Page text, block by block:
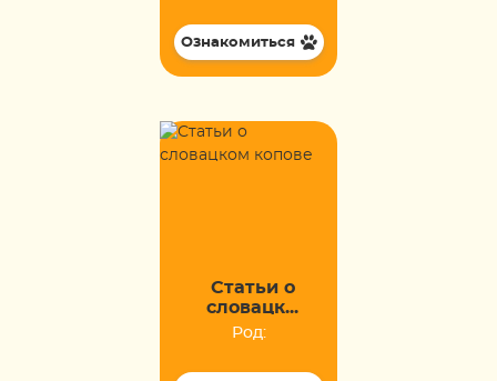
Ознакомиться
Статьи о
словацк...
Род: